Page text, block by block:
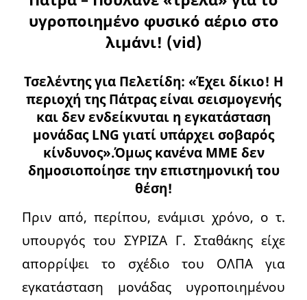
υγροποιημένο φυσικό αέριο στο
λιμάνι! (vid)
Τσελέντης για Πελετίδη: «Έχει δίκιο! Η
περιοχή της Πάτρας είναι σεισμογενής
και δεν ενδείκνυται η εγκατάσταση
μονάδας LNG γιατί υπάρχει σοβαρός
κίνδυνος».Όμως κανένα ΜΜΕ δεν
δημοσιοποίησε την επιστημονική του
θέση!
Πριν από, περίπου, ενάμισι χρόνο, ο τ.
υπουργός του ΣΥΡΙΖΑ Γ. Σταθάκης είχε
απορρίψει το σχέδιο του ΟΛΠΑ για
εγκατάσταση μονάδας υγροποιημένου